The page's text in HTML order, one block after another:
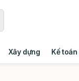
Xây dựng Kế toán